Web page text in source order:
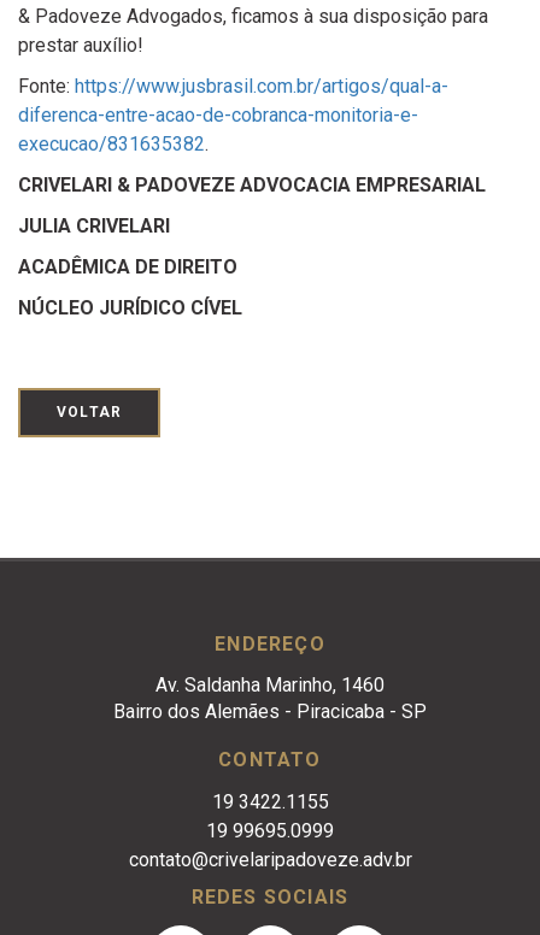
& Padoveze Advogados, ficamos à sua disposição para
prestar auxílio!
Fonte: https://www.jusbrasil.com.br/artigos/qual-a-
diferenca-entre-acao-de-cobranca-monitoria-e-
execucao/831635382.
CRIVELARI & PADOVEZE ADVOCACIA EMPRESARIAL
JULIA CRIVELARI
ACADÊMICA DE DIREITO
NÚCLEO JURÍDICO CÍVEL
VOLTAR
ENDEREÇO
Av. Saldanha Marinho, 1460
Bairro dos Alemães - Piracicaba - SP
CONTATO
19 3422.1155
19 99695.0999
contato@crivelaripadoveze.adv.br
REDES SOCIAIS